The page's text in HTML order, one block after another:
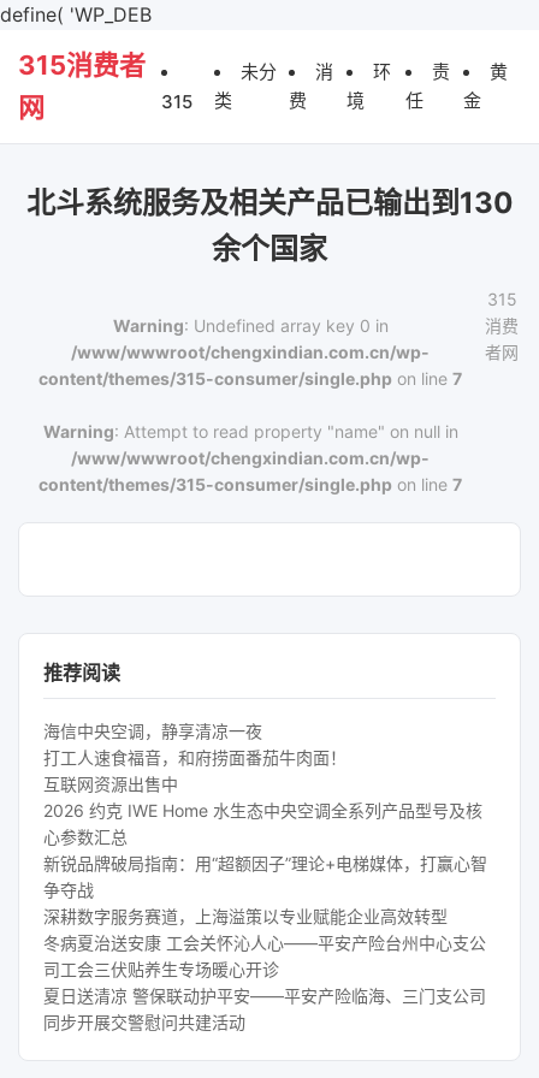
define( 'WP_DEB
315消费者
网
315
未分
类
消
费
环
境
责
任
黄
金
北斗系统服务及相关产品已输出到130
余个国家
Warning: Undefined array key 0 in
/www/wwwroot/chengxindian.com.cn/wp-
content/themes/315-consumer/single.php on line7
Warning: Attempt to read property "name" on null in
/www/wwwroot/chengxindian.com.cn/wp-
content/themes/315-consumer/single.php on line7
315
消费
者网
推荐阅读
海信中央空调，静享清凉一夜
打工人速食福音，和府捞面番茄牛肉面！
互联网资源出售中
2026 约克 IWE Home 水生态中央空调全系列产品型号及核
心参数汇总
新锐品牌破局指南：用“超额因子”理论+电梯媒体，打赢心智
争夺战
深耕数字服务赛道，上海溢策以专业赋能企业高效转型
冬病夏治送安康 工会关怀沁人心——平安产险台州中心支公
司工会三伏贴养生专场暖心开诊
夏日送清凉 警保联动护平安——平安产险临海、三门支公司
同步开展交警慰问共建活动